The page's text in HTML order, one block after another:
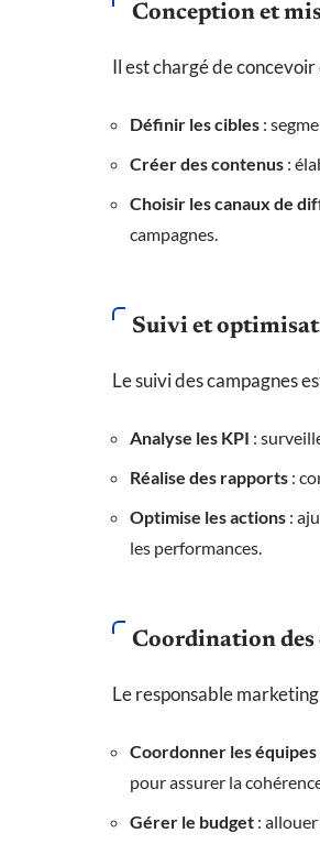
Conception et
Il est chargé de
Définir les cibles :
Créer des contenus :
Choisir les canaux de
campagnes.
Suivi et
Le suivi des campagnes
Analyse les KPI :
Réalise des rapports :
Optimise les actions :
les performances.
Coordination des
Le responsable
Coordonner les équipes
pour assurer la
Gérer le budget :